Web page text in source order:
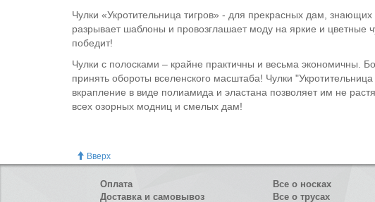
Чулки «Укротительница тигров» - для прекрасных дам,
разрывает шаблоны и провозглашает моду на яркие и цветные
победит!
Чулки с полосками – крайне практичны и весьма экономичны.
принять обороты вселенского масштаба! Чулки
вкрапление в виде полиамида и эластана позволяет им не
всех озорных модниц и смелых дам!
Вверх
Оплата
Доставка и самовывоз
Все о носках
Все о трусах